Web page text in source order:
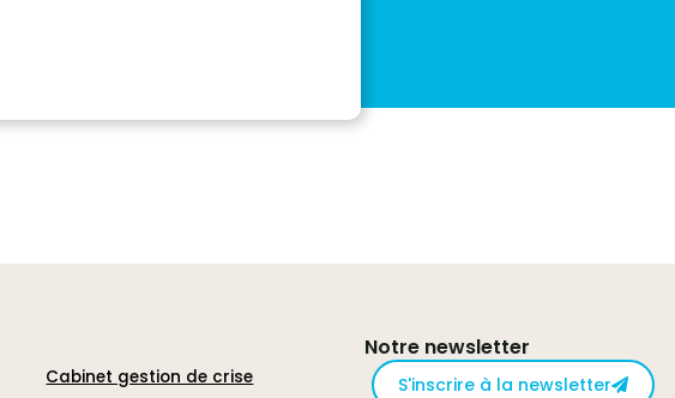
Cabinet gestion de crise
Notre newsletter
S'inscrire à la newsletter